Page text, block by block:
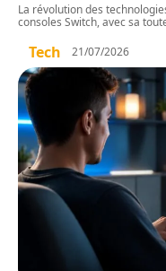
La révolution des
consoles Switch, avec sa
Tech 21/07/2026